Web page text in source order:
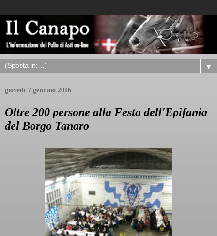
▼
giovedì 7 gennaio 2016
Oltre 200 persone alla Festa dell'Epifania
del Borgo Tanaro